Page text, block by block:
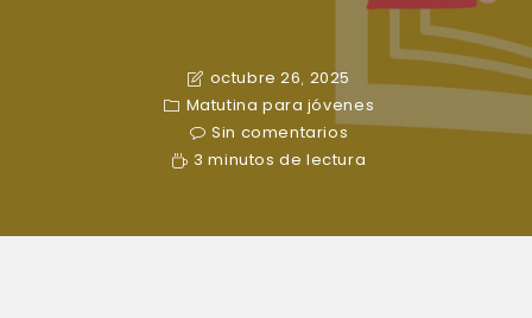
octubre 26, 2025
Matutina para jóvenes
Sin comentarios
3 minutos de lectura